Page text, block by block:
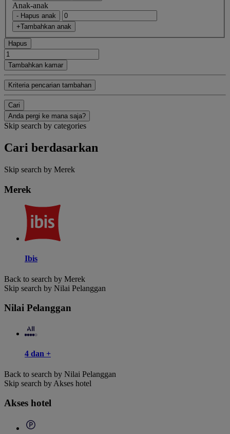
Anak-anak
- Hapus anak
+Tambahkan anak
Hapus
Tambahkan kamar
Kriteria pencarian tambahan
Cari
Anda pergi ke mana saja?
Skip search by categories
Cari berdasarkan
Skip search by Merek
Merek
Ibis
Back to search by Merek
Skip search by Nilai Pelanggan
Nilai Pelanggan
4 dan +
Back to search by Nilai Pelanggan
Skip search by Akses hotel
Akses hotel